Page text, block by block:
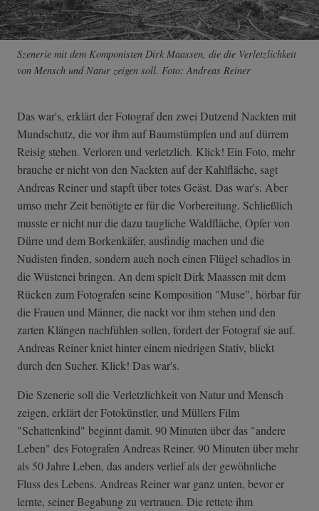
Szenerie mit dem Komponisten Dirk Maassen, die die Verletzlichkeit
von Mensch und Natur zeigen soll. Foto: Andreas Reiner
Das war's, erklärt der Fotograf den zwei Dutzend Nackten mit
Mundschutz, die vor ihm auf Baumstümpfen und auf dürrem
Reisig stehen. Verloren und verletzlich. Klick! Ein Foto, mehr
brauche er nicht von den Nackten auf der Kahlfläche, sagt
Andreas Reiner und stapft über totes Geäst. Das war's. Aber
umso mehr Zeit benötigte er für die Vorbereitung. Schließlich
musste er nicht nur die dazu taugliche Waldfläche, Opfer von
Dürre und dem Borkenkäfer, ausfindig machen und die
Nudisten finden, sondern auch noch einen Flügel schadlos in
die Wüstenei bringen. An dem spielt Dirk Maassen mit dem
Rücken zum Fotografen seine Komposition "Muse", hörbar für
die Frauen und Männer, die nackt vor ihm stehen und den
zarten Klängen nachfühlen sollen, fordert der Fotograf sie auf.
Andreas Reiner kniet hinter einem niedrigen Stativ, blickt
durch den Sucher. Klick! Das war's.
Die Szenerie soll die Verletzlichkeit von Natur und Mensch
zeigen, erklärt der Fotokünstler, und Müllers Film
"Schattenkind" beginnt damit. 90 Minuten über das "andere
Leben" des Fotografen Andreas Reiner. 90 Minuten über mehr
als 50 Jahre Leben, das anders verlief als der gewöhnliche
Fluss des Lebens. Andreas Reiner war ganz unten, bevor er
lernte, seiner Begabung zu vertrauen. Die rettete ihm